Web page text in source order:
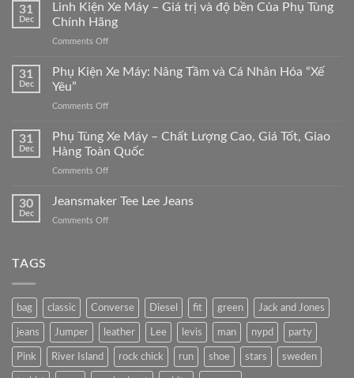
31
Dec
Linh Kiện Xe Máy – Giá trị và độ bền Của Phụ Tùng
Chính Hãng
Comments Offon
Kiện
–
trị
và
Phụ
31
Dec
Phụ Kiện Xe Máy: Nâng Tầm và Cá Nhân Hóa “Xế
Yêu”
Comments Offon
Kiện
Xe
Máy:
Nâng
và
31
Dec
Phụ Tùng Xe Máy – Chất Lượng Cao, Giá Tốt, Giao
Hàng Toàn Quốc
Comments Offon
Tùng
Tốt,
Giao
Hàng
Toàn
Quốc
30
Dec
Jeansmaker Tee Lee Jeans
Comments Offon
TAGS
bag classic Converse Diesel fit green Jack and Jones
jeans Jumper leather Lee levis man nypd party
Pink River Island rock chick run shoe stars sweden